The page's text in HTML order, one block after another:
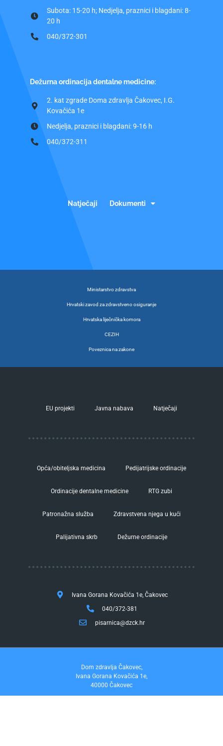
Subota: 15-20 h; Nedjelja, praznici i blagdani: 8-
20 h
040/372-301
Dežurna ordinacija dentalne medicine:
2. kat zgrade Doma zdravlja Čakovec, I.G.
Kovačića 1e
Nedjelja, praznici i blagdani: 9-16 h
040/372-311
Natječaji Dokumenti
Ministarstvo zdravstva
Hrvatski zavod za zdravstveno osiguranje
Hrvatska liječnička komora
CEZIH
Poveznica na zakone
EU projekti Javna nabava Natječaji
Opća/obiteljska medicina Pedijatrijske ordinacije
Ordinacije dentalne medicine RTG zubi
Patronažna služba Zdravstvena njega u kući
Palijativna skrb Dežurne ordinacije
Ivana Gorana Kovačića 1e, Čakovec
040/372-381
pisarnica@dzck.hr
Dom zdravlja Čakovec,
Ivana Gorana Kovačića 1e,
40000 Čakovec